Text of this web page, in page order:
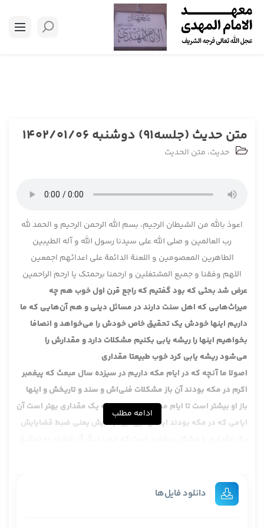
متن حدیث (جلسه91) دوشنبه 1402/01/06
حدیث، متن الحدیث
اعوذ بالله من الشیطان الرجیم، بسم الله الرحمن الرحیم و الحمد لله
رب العالمین و صلی الله علی سیدنا رسول الله و آله الطیبین
الطاهرین المعصومین و اللعنة الدائمة علی اعدائهم اجمعین
اللهم وفقنا و جمیع المشتغلین و ارحمنا برحمتک یا ارحم الراحمین
عرض شد بحثی که بود گفتیم که راجع قرن اول خوب هم چه
میراث‌هایی که اهل سنت دارند در مسائل دینی و هم آن‌هایی که ما
داریم اینها خودش یک تحقیق خاص خودش را می‌خواهد و انصافا
بخواهیم اینها را ریشه یابی بکنیم مشکلات دارد و مقدارش را
می‌شود ریشه یابی کرد خوب طبیعتا مقداری
اصولا ما آنچه که در ایام مکه داریم در سیزده سال مبعث که پیغمبر
اکرم در مکه بودند آن باز مشکلات فنی‌اش و سند و تاریخش و اینها
باز او بیشتر است تا ایام مدینه باز ایام مدینه یک مقداری بهتر است آن
ایامی که در مکه بودند ایشان این ابهام‌هایش یعنی ضبط قضایایش
اسمش یادم رفته دارم من ترجمه‌ی عربی را
یکی از حضار : هاجریسم .
ادامه مطلب
دانلود فایل‌ها